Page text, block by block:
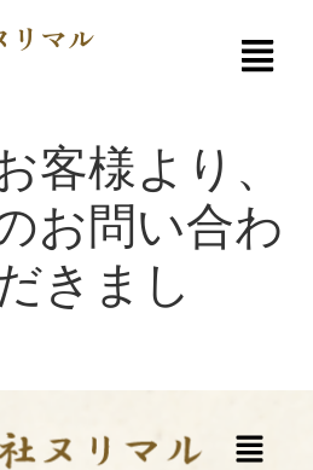
リマル
客様より、
お問い合わ
きまし